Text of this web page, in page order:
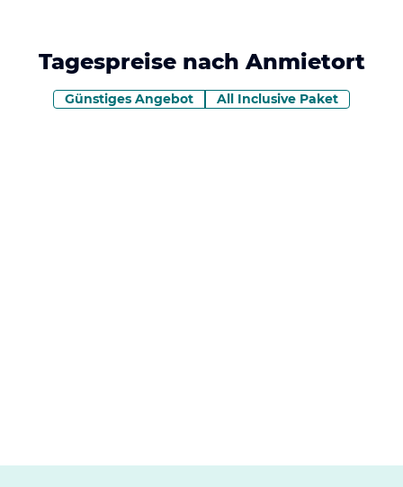
Tagespreise nach Anmietort
Günstiges Angebot All Inclusive Paket